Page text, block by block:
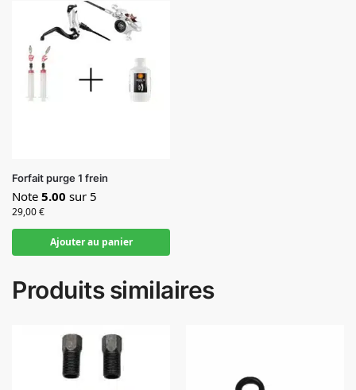
Forfait purge 1 frein
Note 5.00 sur 5
29,00€
Ajouter au panier
Produits similaires